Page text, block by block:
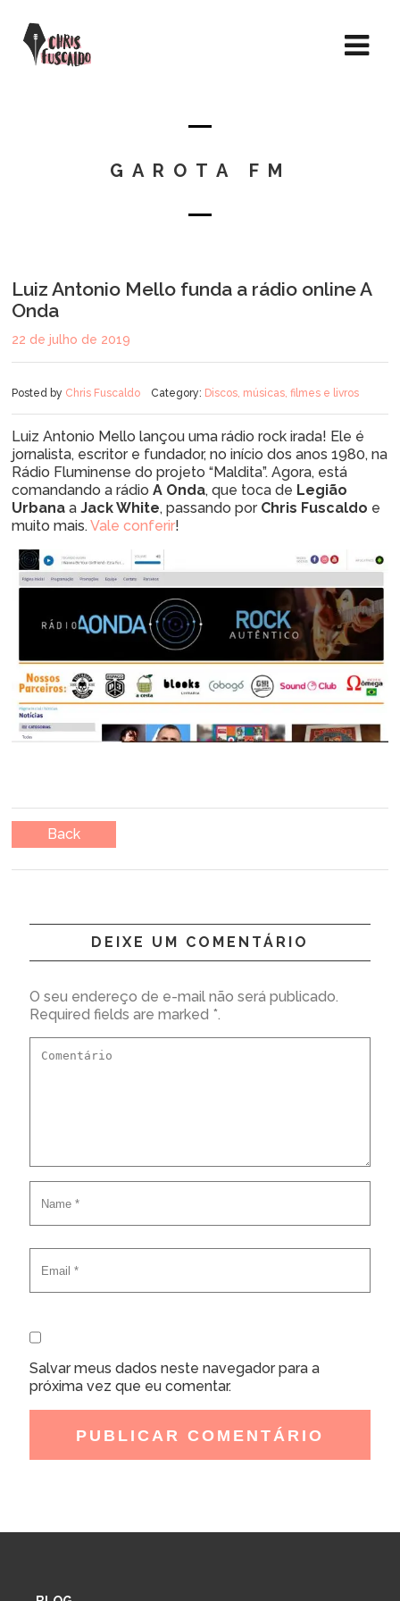
GAROTA FM
Luiz Antonio Mello funda a rádio online A
Onda
22 de julho de 2019
Posted by Chris Fuscaldo Category: Discos, músicas, filmes e livros
Luiz Antonio Mello lançou uma rádio rock irada! Ele é
jornalista, escritor e fundador, no início dos anos 1980, na
Rádio Fluminense do projeto “Maldita”. Agora, está
comandando a rádio A Onda, que toca de Legião
Urbana a Jack White, passando por Chris Fuscaldo e
muito mais.Vale conferir!
Back
DEIXE UM COMENTÁRIO
O seu endereço de e-mail não será publicado.
Required fields are marked *.
Salvar meus dados neste navegador para a
próxima vez que eu comentar.